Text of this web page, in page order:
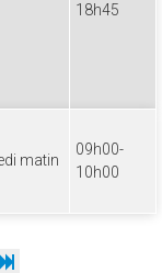
18h45
matin
09h00-
10h00